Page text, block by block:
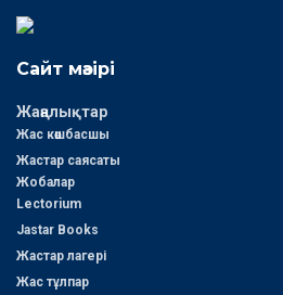
Сайт мәзірі
Жаңалықтар
Жас көшбасшы
Жастар саясаты
Жобалар
Lectorium
Jastar Books
Жастар лагері
Жас тұлпар